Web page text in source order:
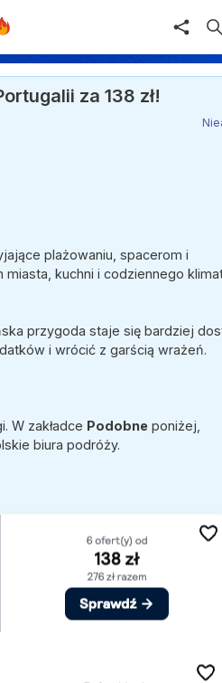
za 138 zł!
plażowaniu, spacerom i
kuchni i codziennego
przygoda staje się bardziej
i wrócić z garścią wrażeń.
W zakładce Podobne poniżej,
biura podróży.